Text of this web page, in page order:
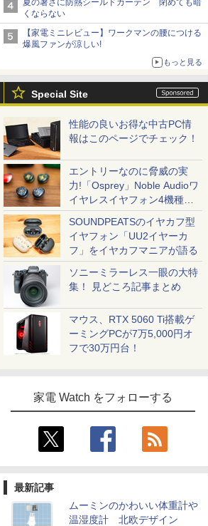
夏の暑さに防熱シールドカーテン 閉めても暗
くならない
【家電ミニレビュー】ワークマンの腰につける
爆風ファンが涼しい!
もっと見る
Special Site
性能の良いお得な中古PC情
報はこのページでチェック！
エントリーなのに脅威の実
力!「Osprey」Noble Audioワ
イヤレスイヤフォン4機種を
一気に聴く
SOUNDPEATSのイヤカフ型
イヤフォン「UU2イヤーカ
フ」をイヤカフマニアが語る
ソニーミラーレス一眼の大特
集！ 見どころ記事まとめ
マウス、RTX 5060 Ti搭載ゲ
ーミングPCが7万5,000円オ
フで30万円台！
家電 Watch をフォローする
最新記事
ムーミンのかわいい体重計や
温湿度計 北欧デザイン